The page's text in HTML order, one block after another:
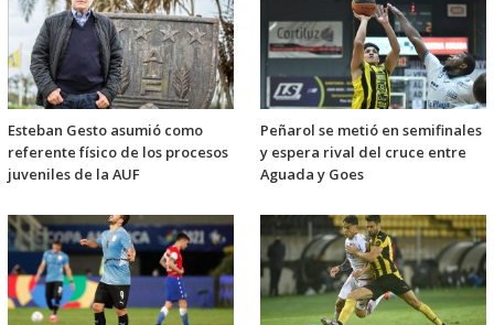
Esteban Gesto asumió como
referente físico de los procesos
juveniles de la AUF
Peñarol se metió en semifinales
y espera rival del cruce entre
Aguada y Goes